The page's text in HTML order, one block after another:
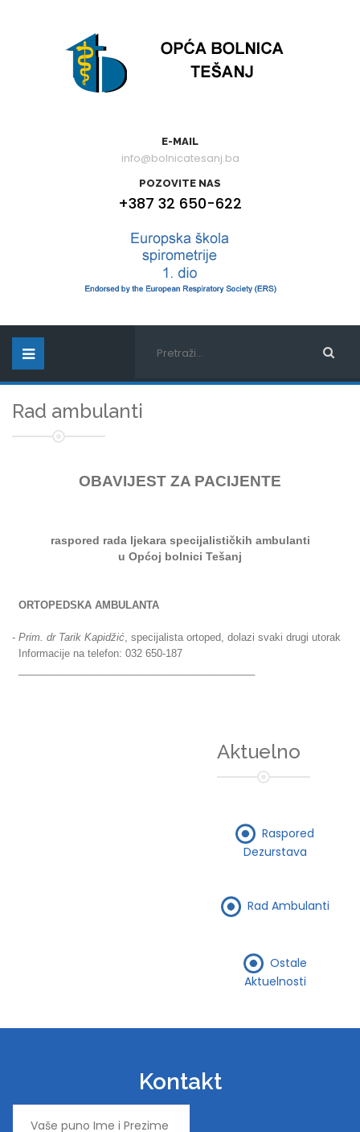
E-MAIL
info@bolnicatesanj.ba
POZOVITE NAS
+387 32 650-622
Rad ambulanti
OBAVIJEST ZA PACIJENTE
raspored rada ljekara specijalističkih ambulanti
u Općoj bolnici Tešanj
ORTOPEDSKA AMBULANTA
- Prim. dr Tarik Kapidžić, specijalista ortoped, dolazi svaki drugi utorak
Informacije na telefon: 032 650-187
Aktuelno
Raspored
Dezurstava
Rad Ambulanti
Ostale
Aktuelnosti
Kontakt